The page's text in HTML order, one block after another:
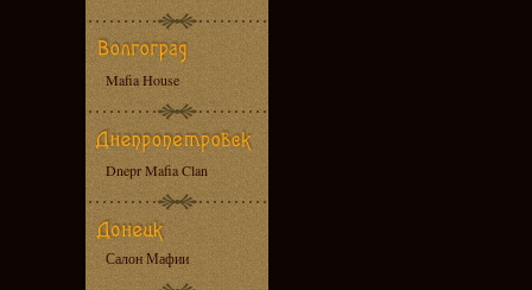
Mafia House
Dnepr Mafia Clan
Салон Мафии